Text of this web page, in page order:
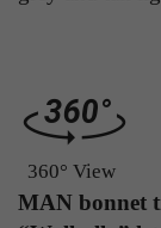
360° View
MAN bonnet
Name
Laufzeit 1
Anbieter